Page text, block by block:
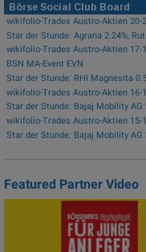
Börse Social Club Board
wikifolio-Trades Austro-Aktien 20-
Star der Stunde: Agrana 2.24%,
wikifolio-Trades Austro-Aktien 17-
BSN MA-Event EVN
Star der Stunde: RHI Magnesita
Star der Stunde: Bajaj Mobility AG
Star der Stunde: Bajaj Mobility AG
Featured Partner Video